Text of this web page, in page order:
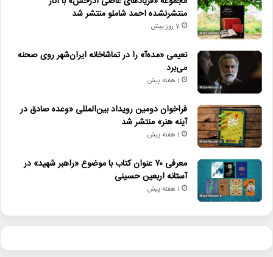
منتشرنشده احمد شاملو منتشر شد
7 روز پیش
نعیمی «مده‌آ» را در تماشاخانه ایران‌شهر روی صحنه
می‌برد
1 هفته پیش
فراخوان دومین رویداد بین‌المللی «وعده صادق در
آینه هنر» منتشر شد
1 هفته پیش
معرفی ۷۰ عنوان کتاب با موضوع «راهبر شهید» در
آستانه اربعین حسینی
1 هفته پیش